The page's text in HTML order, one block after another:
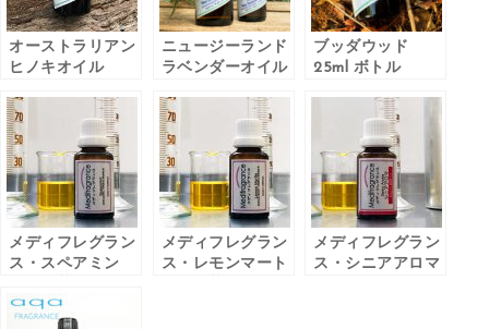
オーストラリアン
ヒノキオイル
ニュージーランド
ラベンダーオイル
ブッダウッド
25ml ボトル
メディフレグラン
ス・スペアミン
シャルオイル
メディフレグラン
ス・レモンマート
メディフレグラン
ス・シニアアロマ